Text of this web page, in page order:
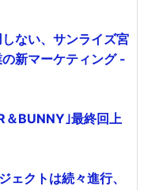
ない、サンライズ宮
新マーケティング -
＆BUNNY｣最終回上
ェクトは続々進行、